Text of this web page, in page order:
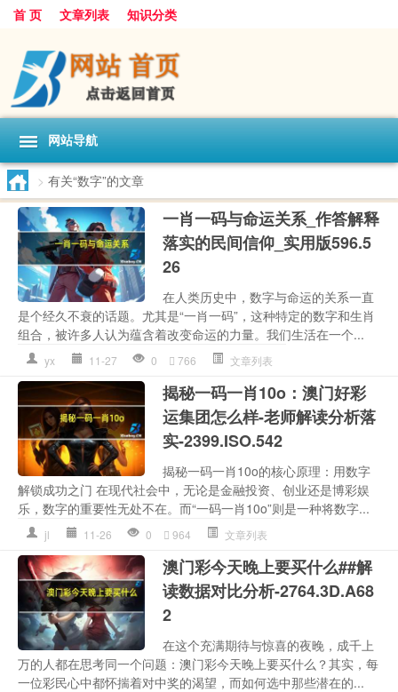
首 页 文章列表 知识分类
网站导航
> 有关“数字”的文章
一肖一码与命运关系_作答解释
落实的民间信仰_实用版596.5
26
在人类历史中，数字与命运的关系一直
是个经久不衰的话题。尤其是“一肖一码”，这种特定的数字和生肖
组合，被许多人认为蕴含着改变命运的力量。我们生活在一个...
yx 11-27 0 766 文章列表
揭秘一码一肖10o：澳门好彩
运集团怎么样-老师解读分析落
实-2399.ISO.542
揭秘一码一肖10o的核心原理：用数字
解锁成功之门 在现代社会中，无论是金融投资、创业还是博彩娱
乐，数字的重要性无处不在。而“一码一肖10o”则是一种将数字...
jl 11-26 0 964 文章列表
澳门彩今天晚上要买什么##解
读数据对比分析-2764.3D.A68
2
在这个充满期待与惊喜的夜晚，成千上
万的人都在思考同一个问题：澳门彩今天晚上要买什么？其实，每
一位彩民心中都怀揣着对中奖的渴望，而如何选中那些潜在的...